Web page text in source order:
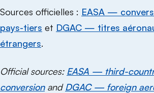
Sources officielles : EASA —
pays-tiers et DGAC — titres
étrangers.
Official sources: EASA — third-
conversionandDGAC — foreign